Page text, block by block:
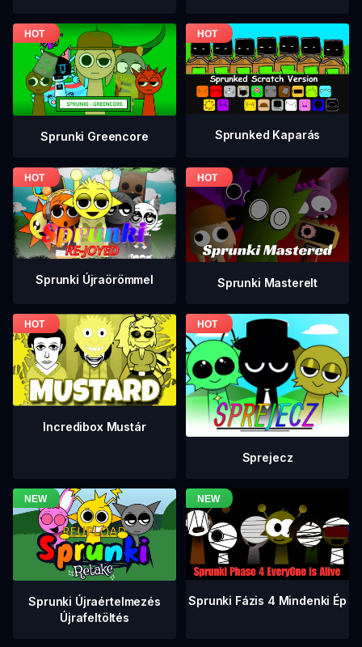
Sprunki Greencore Sprunked Kaparás
Sprunki Újraörömmel Sprunki Masterelt
Incredibox Mustár
Sprejecz
Sprunki Újraértelmezés
Újrafeltöltés
Sprunki Fázis 4 Mindenki Ép